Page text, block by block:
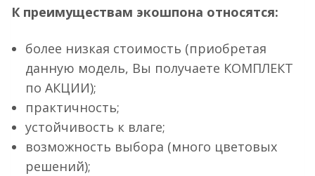
К преимуществам экошпона относятся:
более низкая стоимость (приобретая
данную модель, Вы получаете КОМПЛЕКТ
по АКЦИИ);
практичность;
устойчивость к влаге;
возможность выбора (много цветовых
решений);